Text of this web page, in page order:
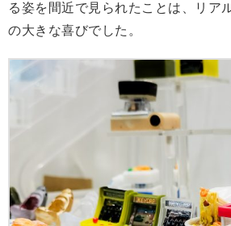
る姿を間近で見られたことは、リア
の大きな喜びでした。